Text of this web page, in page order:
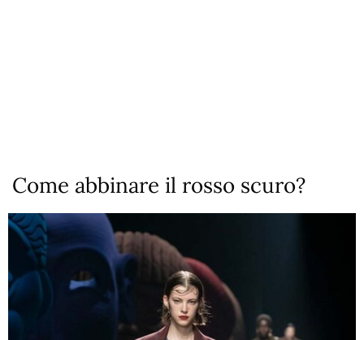
Come abbinare il rosso scuro?